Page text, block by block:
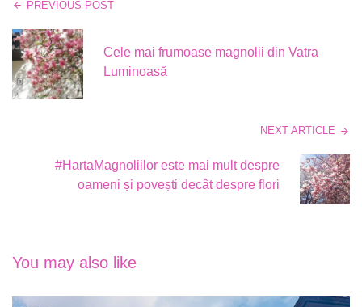
PREVIOUS POST
Cele mai frumoase magnolii din Vatra
Luminoasă
NEXT ARTICLE
#HartaMagnoliilor este mai mult despre
oameni și povești decât despre flori
You may also like